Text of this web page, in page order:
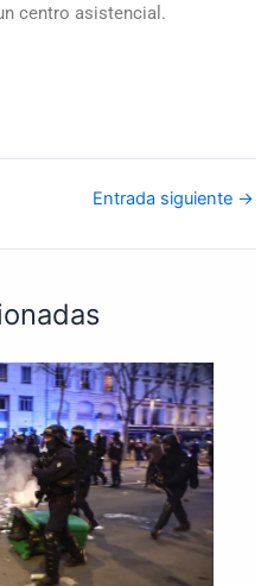
centro asistencial.
Entrada siguiente →